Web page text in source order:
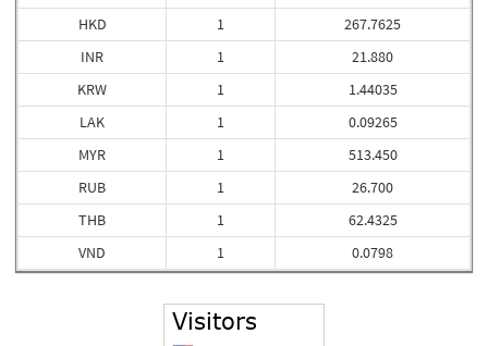
HKD
INR
KRW
LAK
MYR
RUB
THB
VND
1
1
1
1
1
1
1
1
267.7625
21.880
1.44035
0.09265
513.450
26.700
62.4325
0.0798